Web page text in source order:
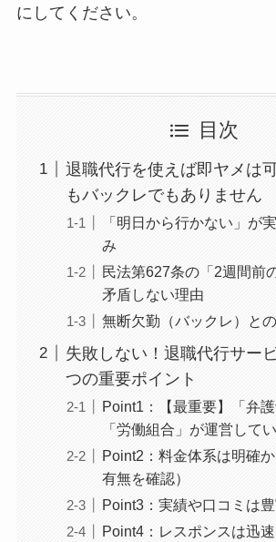
にしてください。
目次
退職代行を使えば即ヤメは
もバックレでもありません
「明日から行かない」が
み
民法第627条の「2週間前
矛盾しない理由
無断欠勤（バックレ）と
失敗しない！退職代行サー
つの重要ポイント
Point1：【最重要】「弁
「労働組合」が運営して
Point2：料金体系は明確
有無を確認）
Point3：実績や口コミは
Point4：レスポンスは迅